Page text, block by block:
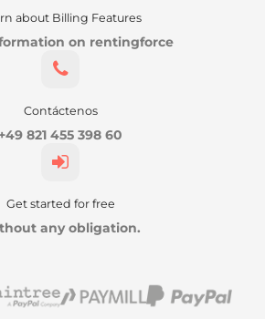
about Billing Features
on rentingforce
Contáctenos
+49 821 455 398 60
Get started for free
any obligation.